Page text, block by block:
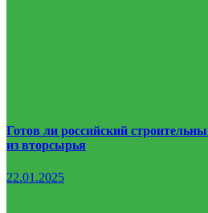
Готов ли российский
из вторсырья
22.01.2025